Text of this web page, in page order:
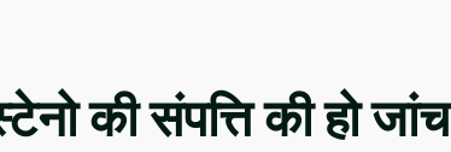
की संपत्ति की हो जांच